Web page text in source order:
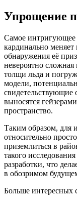
Упрощение
Самое интригующее
кардинально
обнаружения её
невероятно
толщи льда и
модели,
свидетельствующие
выносятся
пространство.
Таким образом, для
относительно
приземлиться в
такого
разработки, что
в обозримом
Больше интересных